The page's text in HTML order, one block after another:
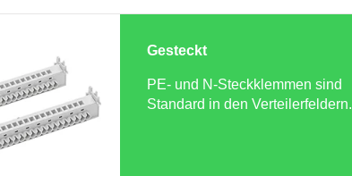
Gesteckt
PE- und N-Steckklemmen sind
Standard in den Verteilerfeldern.